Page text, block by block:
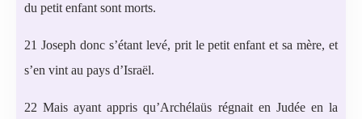
du petit enfant sont morts.
21 Joseph donc s’étant levé, prit le petit enfant et sa mère, et
s’en vint au pays d’Israël.
22 Mais ayant appris qu’Archélaüs régnait en Judée en la